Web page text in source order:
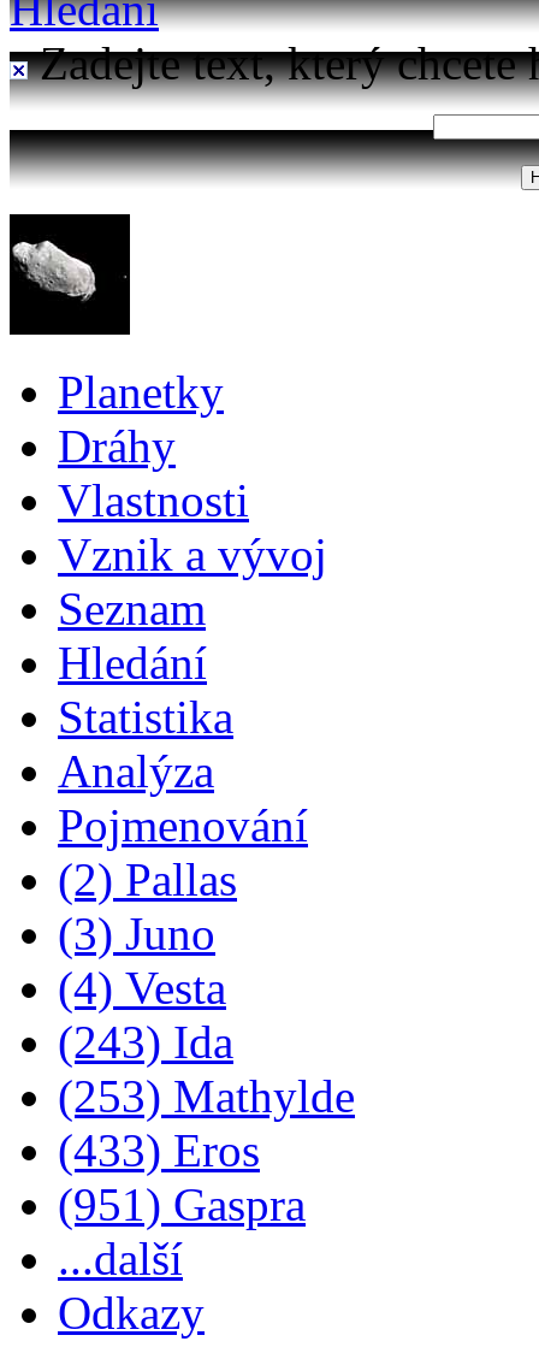
Zadejte text, který chcete
Planetky
Dráhy
Vlastnosti
Vznik a vývoj
Seznam
Hledání
Statistika
Analýza
Pojmenování
(2) Pallas
(3) Juno
(4) Vesta
(243) Ida
(253) Mathylde
(433) Eros
(951) Gaspra
...další
Odkazy